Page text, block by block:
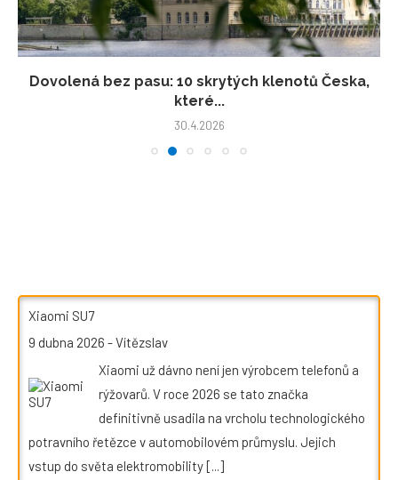
Dovolená bez pasu: 10 skrytých klenotů Česka,
které...
30.4.2026
Xiaomi SU7
9 dubna 2026 -Vítězslav
Xiaomi už dávno není jen výrobcem telefonů a
rýžovarů. V roce 2026 se tato značka
definitivně usadila na vrcholu technologického
potravního řetězce v automobilovém průmyslu. Jejich
vstup do světa elektromobility[...]